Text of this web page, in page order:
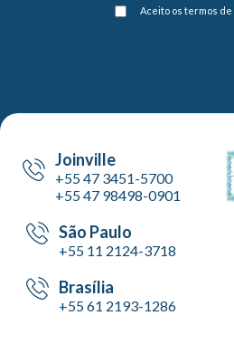
Aceito os termos de
Joinville
+55 47 3451-5700
+55 47 98498-0901
São Paulo
+55 11 2124-3718
Brasília
+55 61 2193-1286